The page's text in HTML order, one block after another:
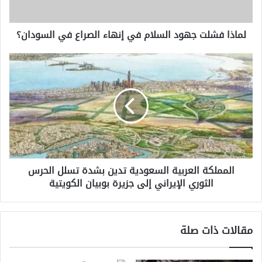
السودان؟
لماذا فشلت جهود السلام في إنهاء الصراع في السودان؟
المملكة
العربية
السعودية
تدين
بشدة
تسلل
الحرس
الثوري
الإيراني
الكويتية
المملكة العربية السعودية تدين بشدة تسلل الحرس
الثوري الإيراني إلى جزيرة بوبيان الكويتية
مقالات ذات صلة